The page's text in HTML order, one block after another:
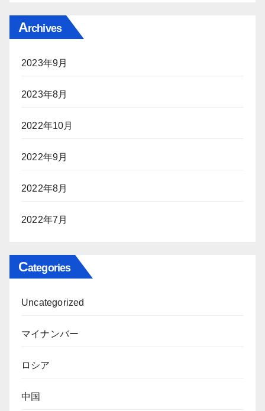
Archives
2023年9月
2023年8月
2022年10月
2022年9月
2022年8月
2022年7月
Categories
Uncategorized
マイナンバー
ロシア
中国